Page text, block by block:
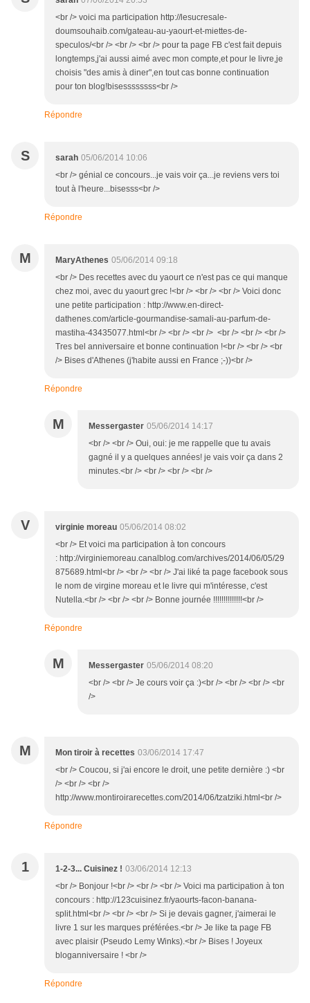
<br /> voici ma participation http://lesucresale-
doumsouhaib.com/gateau-au-yaourt-et-miettes-de-
speculos/<br /> <br /> <br /> pour ta page FB c'est fait depuis
longtemps,j'ai aussi aimé avec mon compte,et pour le livre,je
choisis "des amis à diner",en tout cas bonne continuation
pour ton blog!bisessssssss<br />
Répondre
S sarah 05/06/2014 10:06
<br /> génial ce concours...je vais voir ça...je reviens vers toi
tout à l'heure...bisesss<br />
Répondre
M MaryAthenes 05/06/2014 09:18
<br /> Des recettes avec du yaourt ce n'est pas ce qui manque
chez moi, avec du yaourt grec !<br /> <br /> <br /> Voici donc
une petite participation : http://www.en-direct-
dathenes.com/article-gourmandise-samali-au-parfum-de-
mastiha-43435077.html<br /> <br /> <br /> <br /> <br /> <br />
Tres bel anniversaire et bonne continuation !<br /> <br /> <br
/> Bises d'Athenes (j'habite aussi en France ;-))<br />
Répondre
M Messergaster 05/06/2014 14:17
<br /> <br /> Oui, oui: je me rappelle que tu avais
gagné il y a quelques années! je vais voir ça dans 2
minutes.<br /> <br /> <br /> <br />
V virginie moreau 05/06/2014 08:02
<br /> Et voici ma participation à ton concours
: http://virginiemoreau.canalblog.com/archives/2014/06/05/29
875689.html<br /> <br /> <br /> J'ai liké ta page facebook sous
le nom de virgine moreau et le livre qui m'intéresse, c'est
Nutella.<br /> <br /> <br /> Bonne journée !!!!!!!!!!!!!!<br />
Répondre
M Messergaster 05/06/2014 08:20
<br /> <br /> Je cours voir ça :)<br /> <br /> <br /> <br
/>
M Mon tiroir à recettes 03/06/2014 17:47
<br /> Coucou, si j'ai encore le droit, une petite dernière :) <br
/> <br /> <br />
http://www.montiroirarecettes.com/2014/06/tzatziki.html<br />
Répondre
1 1-2-3... Cuisinez ! 03/06/2014 12:13
<br /> Bonjour !<br /> <br /> <br /> Voici ma participation à ton
concours : http://123cuisinez.fr/yaourts-facon-banana-
split.html<br /> <br /> <br /> Si je devais gagner, j'aimerai le
livre 1 sur les marques préférées.<br /> Je like ta page FB
avec plaisir (Pseudo Lemy Winks).<br /> Bises ! Joyeux
bloganniversaire ! <br />
Répondre